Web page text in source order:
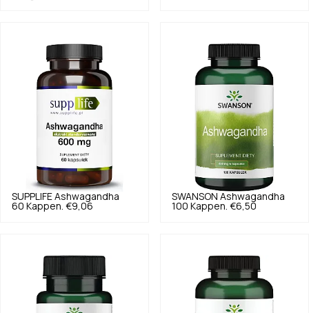
SUPPLIFE Ashwagandha
60 Kappen. €9,06
SWANSON Ashwagandha
100 Kappen. €6,50